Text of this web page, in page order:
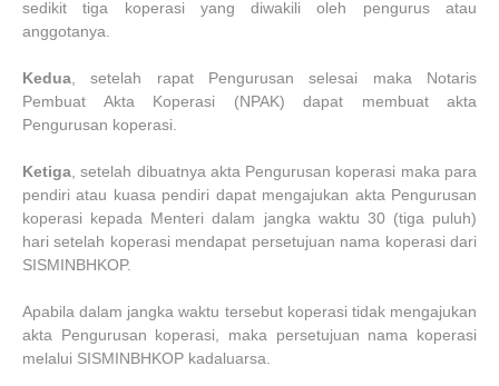
sedikit tiga koperasi yang diwakili oleh pengurus atau
anggotanya.
Kedua , setelah rapat Pengurusan selesai maka Notaris
Pembuat Akta Koperasi (NPAK) dapat membuat akta
Pengurusan koperasi.
Ketiga , setelah dibuatnya akta Pengurusan koperasi maka para
pendiri atau kuasa pendiri dapat mengajukan akta Pengurusan
koperasi kepada Menteri dalam jangka waktu 30 (tiga puluh)
hari setelah koperasi mendapat persetujuan nama koperasi dari
SISMINBHKOP.
Apabila dalam jangka waktu tersebut koperasi tidak mengajukan
akta Pengurusan koperasi, maka persetujuan nama koperasi
melalui SISMINBHKOP kadaluarsa.